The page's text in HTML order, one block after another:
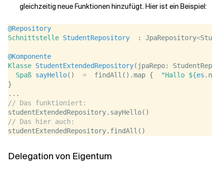
gleichzeitig neue Funktionen hinzufügt. Hier ist ein Beispiel:
@Repository
Schnittstelle StudentRepository
  : JpaRepository
<
@Komponente
Klasse StudentExtendedRepository(jpaRepo:
Spaß sayHello() =
  findAll().map {
"Hallo ${es
}
...
// Das funktioniert:
studentExtendedRepository.sayHello()
// Das hier auch:
studentExtendedRepository.findAll()
Delegation von Eigentum